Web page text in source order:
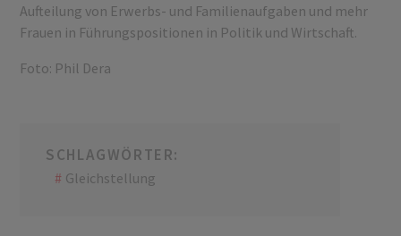
Aufteilung von Erwerbs- und Familienaufgaben und mehr
Frauen in Führungspositionen in Politik und Wirtschaft.
Foto: Phil Dera
SCHLAGWÖRTER:
Gleichstellung